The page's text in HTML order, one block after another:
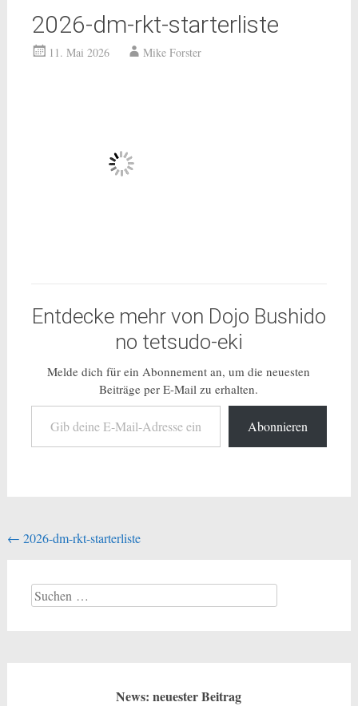
2026-dm-rkt-starterliste
11. Mai 2026 Mike Forster
Entdecke mehr von Dojo Bushido
no tetsudo-eki
Melde dich für ein Abonnement an, um die neuesten
Beiträge per E-Mail zu erhalten.
Gib deine E-Mail-Adresse ein ...
Abonnieren
Beitragsnavigation
← 2026-dm-rkt-starterliste
Suchen
nach:
News: neuester Beitrag